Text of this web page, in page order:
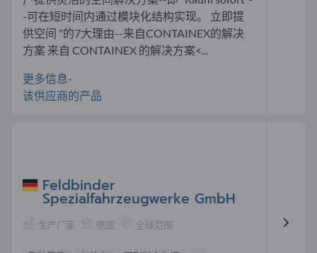
-可在短时间内通过模块化结构实现。 立即提
供空间 "的7大理由--来自CONTAINEX的解决
方案 来自 CONTAINEX 的解决方案<...
更多信息-
该供应商的产品
Feldbinder
Spezialfahrzeugwerke GmbH
生产厂家 德国 全球范围